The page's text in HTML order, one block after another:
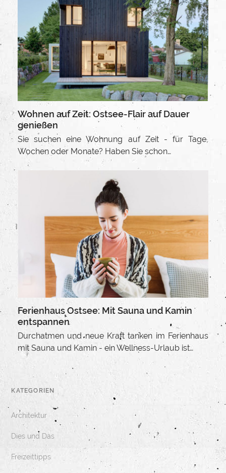
Wohnen auf Zeit: Ostsee-Flair auf Dauer
genießen
Sie suchen eine Wohnung auf Zeit - für Tage,
Wochen oder Monate? Haben Sie schon…
Ferienhaus Ostsee: Mit Sauna und Kamin
entspannen
Durchatmen und neue Kraft tanken im Ferienhaus
mit Sauna und Kamin - ein Wellness-Urlaub ist…
KATEGORIEN
Architektur
Dies und Das
Freizeittipps